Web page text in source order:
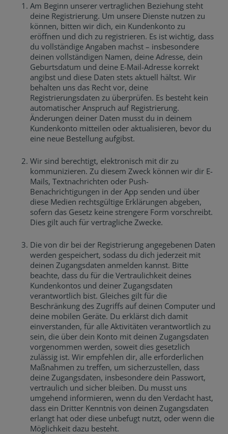
Am Beginn unserer vertraglichen Beziehung steht
deine Registrierung. Um unsere Dienste nutzen zu
können, bitten wir dich, ein Kundenkonto zu
eröffnen und dich zu registrieren. Es ist wichtig, dass
du vollständige Angaben machst – insbesondere
deinen vollständigen Namen, deine Adresse, dein
Geburtsdatum und deine E-Mail-Adresse korrekt
angibst und diese Daten stets aktuell hältst. Wir
behalten uns das Recht vor, deine
Registrierungsdaten zu überprüfen. Es besteht kein
automatischer Anspruch auf Registrierung.
Änderungen deiner Daten musst du in deinem
Kundenkonto mitteilen oder aktualisieren, bevor du
eine neue Bestellung aufgibst.
Wir sind berechtigt, elektronisch mit dir zu
kommunizieren. Zu diesem Zweck können wir dir E-
Mails, Textnachrichten oder Push-
Benachrichtigungen in der App senden und über
diese Medien rechtsgültige Erklärungen abgeben,
sofern das Gesetz keine strengere Form vorschreibt.
Dies gilt auch für vertragliche Zwecke.
Die von dir bei der Registrierung angegebenen Daten
werden gespeichert, sodass du dich jederzeit mit
deinen Zugangsdaten anmelden kannst. Bitte
beachte, dass du für die Vertraulichkeit deines
Kundenkontos und deiner Zugangsdaten
verantwortlich bist. Gleiches gilt für die
Beschränkung des Zugriffs auf deinen Computer und
deine mobilen Geräte. Du erklärst dich damit
einverstanden, für alle Aktivitäten verantwortlich zu
sein, die über dein Konto mit deinen Zugangsdaten
vorgenommen werden, soweit dies gesetzlich
zulässig ist. Wir empfehlen dir, alle erforderlichen
Maßnahmen zu treffen, um sicherzustellen, dass
deine Zugangsdaten, insbesondere dein Passwort,
vertraulich und sicher bleiben. Du musst uns
umgehend informieren, wenn du den Verdacht hast,
dass ein Dritter Kenntnis von deinen Zugangsdaten
erlangt hat oder diese unbefugt nutzt, oder wenn die
Möglichkeit dazu besteht.